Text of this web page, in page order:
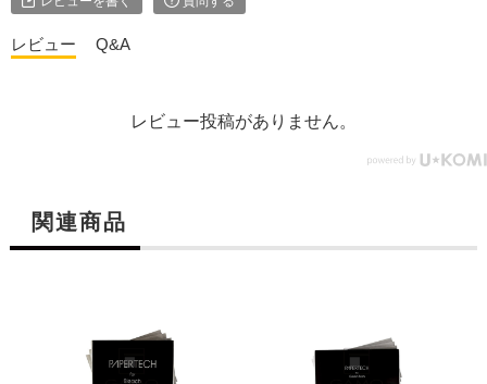
レビュー Q&A
レビュー投稿がありません。
関連商品